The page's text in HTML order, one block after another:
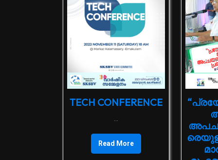
TECH CONFERENCE
...
Read More